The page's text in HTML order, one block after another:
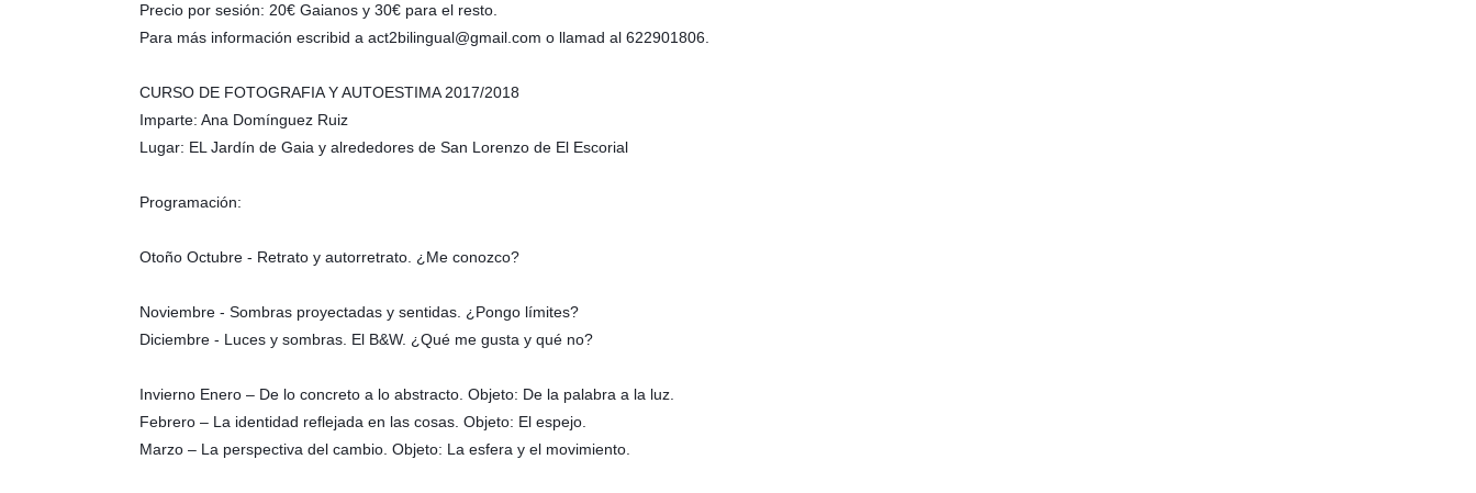
Precio por sesión: 20€ Gaianos y 30€ para el resto.
Para más información escribid a act2bilingual@gmail.com o llamad al 622901806.
CURSO DE FOTOGRAFIA Y AUTOESTIMA 2017/2018
Imparte: Ana Domínguez Ruiz
Lugar: EL Jardín de Gaia y alrededores de San Lorenzo de El Escorial
Programación:
Otoño Octubre - Retrato y autorretrato. ¿Me conozco?
Noviembre - Sombras proyectadas y sentidas. ¿Pongo límites?
Diciembre - Luces y sombras. El B&W. ¿Qué me gusta y qué no?
Invierno Enero – De lo concreto a lo abstracto. Objeto: De la palabra a la luz.
Febrero – La identidad reflejada en las cosas. Objeto: El espejo.
Marzo – La perspectiva del cambio. Objeto: La esfera y el movimiento.